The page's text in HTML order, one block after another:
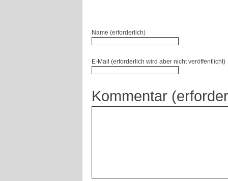
Name (erforderlich)
E-Mail (erforderlich wird aber nicht veröffentlicht)
Kommentar